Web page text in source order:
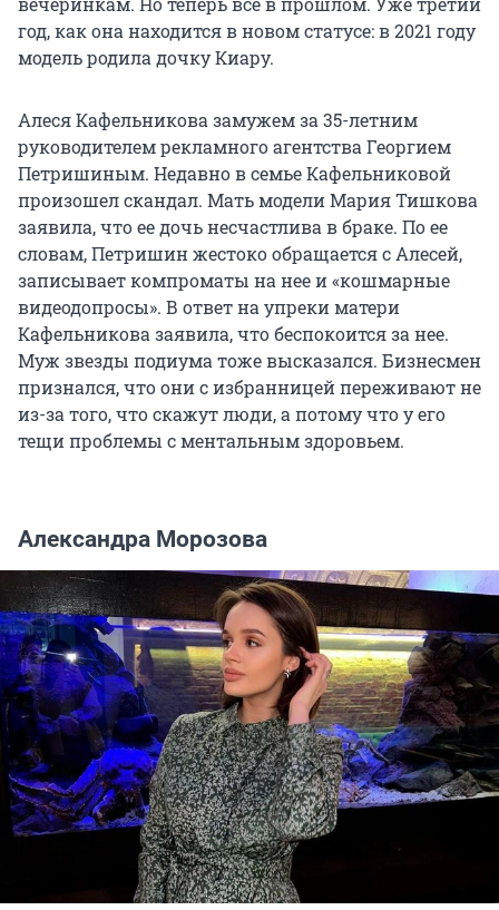
год, как она находится в новом статусе: в 2021 году
модель родила дочку Киару.
Алеся Кафельникова замужем за 35-летним
руководителем рекламного агентства Георгием
Петришиным. Недавно в семье Кафельниковой
произошел скандал. Мать модели Мария Тишкова
заявила, что ее дочь несчастлива в браке. По ее
словам, Петришин жестоко обращается с Алесей,
записывает компроматы на нее и «кошмарные
видеодопросы». В ответ на упреки матери
Кафельникова заявила, что беспокоится за нее.
Муж звезды подиума тоже высказался. Бизнесмен
признался, что они с избранницей переживают не
из-за того, что скажут люди, а потому что у его
тещи проблемы с ментальным здоровьем.
Александра Морозова